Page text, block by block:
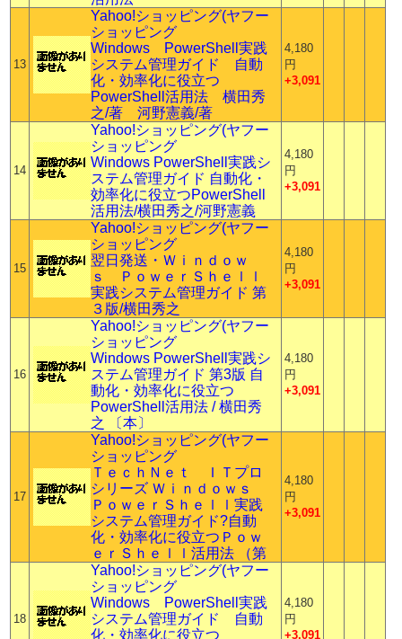
13
Yahoo!ショッピング(ヤフー
ショッピング
Windows PowerShell実践
システム管理ガイド 自動
化・効率化に役立つ
PowerShell活用法 横田秀
之/著 河野憲義/著
4,180
円
+3,091
14
Yahoo!ショッピング(ヤフー
ショッピング
Windows PowerShell実践シ
ステム管理ガイド 自動化・
効率化に役立つPowerShell
活用法/横田秀之/河野憲義
4,180
円
+3,091
15
Yahoo!ショッピング(ヤフー
ショッピング
翌日発送・Ｗｉｎｄｏｗ
ｓ ＰｏｗｅｒＳｈｅｌｌ
実践システム管理ガイド 第
３版/横田秀之
4,180
円
+3,091
16
Yahoo!ショッピング(ヤフー
ショッピング
Windows PowerShell実践シ
ステム管理ガイド 第3版 自
動化・効率化に役立つ
PowerShell活用法 / 横田秀
之 〔本〕
4,180
円
+3,091
17
Yahoo!ショッピング(ヤフー
ショッピング
ＴｅｃｈＮｅｔ ＩＴプロ
シリーズ Ｗｉｎｄｏｗｓ
ＰｏｗｅｒＳｈｅｌｌ実践
システム管理ガイド?自動
化・効率化に役立つＰｏｗ
ｅｒＳｈｅｌｌ活用法 （第
4,180
円
+3,091
18
Yahoo!ショッピング(ヤフー
ショッピング
Windows PowerShell実践
システム管理ガイド 自動
化・効率化に役立つ
4,180
円
+3,091